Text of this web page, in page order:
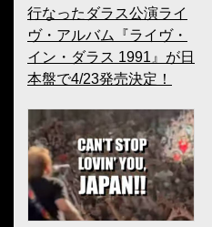
行なったダラス公演ライ
ヴ・アルバム『ライヴ・
イン・ダラス 1991』が日
本盤で4/23発売決定！